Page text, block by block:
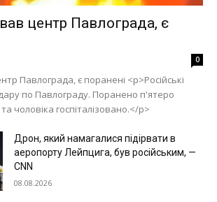
центр Павлограда, є
0
Павлограда, є поранені <p>Російські
по Павлограду. Поранено п'ятеро
чоловіка госпіталізовано.</p>
Дрон, який намагалися підірвати в
аеропорту Лейпцига, був російським, —
CNN
08.08.2026